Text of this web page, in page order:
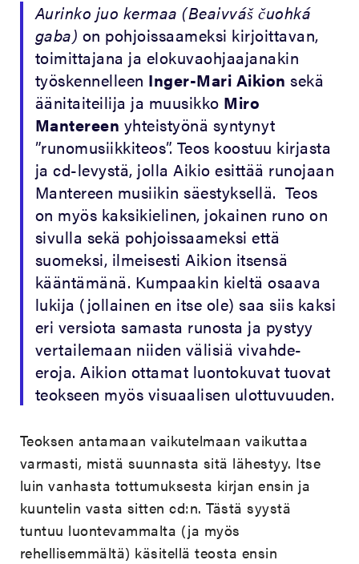
Aurinko juo kermaa (Beaivváš čuohká
gaba) on pohjoissaameksi kirjoittavan,
toimittajana ja elokuvaohjaajanakin
työskennelleen Inger-Mari Aikion sekä
äänitaiteilija ja muusikko Miro
Mantereen yhteistyönä syntynyt
”runomusiikkiteos”. Teos koostuu kirjasta
ja cd-levystä, jolla Aikio esittää runojaan
Mantereen musiikin säestyksellä. Teos
on myös kaksikielinen, jokainen runo on
sivulla sekä pohjoissaameksi että
suomeksi, ilmeisesti Aikion itsensä
kääntämänä. Kumpaakin kieltä osaava
lukija (jollainen en itse ole) saa siis kaksi
eri versiota samasta runosta ja pystyy
vertailemaan niiden välisiä vivahde-
eroja. Aikion ottamat luontokuvat tuovat
teokseen myös visuaalisen ulottuvuuden.
Teoksen antamaan vaikutelmaan vaikuttaa
varmasti, mistä suunnasta sitä lähestyy. Itse
luin vanhasta tottumuksesta kirjan ensin ja
kuuntelin vasta sitten cd:n. Tästä syystä
tuntuu luontevammalta (ja myös
rehellisemmältä) käsitellä teosta ensin